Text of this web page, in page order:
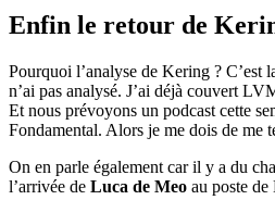
Enfin le retour de
Pourquoi l’analyse de Kering ? C’est
n’ai pas analysé. J’ai déjà couvert
Et nous prévoyons un podcast cette
Fondamental. Alors je me dois de me
On en parle également car il y a du
l’arrivée de Luca de Meo au poste